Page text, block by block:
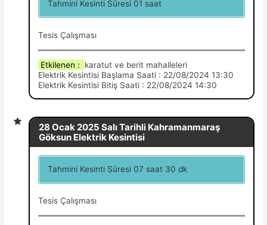
Tahmini Kesinti Süresi 01 saat
Tesis Çalışması
Etkilenen : karatut ve berit mahalleleri
Elektrik Kesintisi Başlama Saati : 22/08/2024 13:30
Elektrik Kesintisi Bitiş Saati : 22/08/2024 14:30
28 Ocak 2025 Salı Tarihli Kahramanmaraş
Göksun Elektrik Kesintisi
Tahmini Kesinti Süresi 07 saat 30 dk
Tesis Çalışması